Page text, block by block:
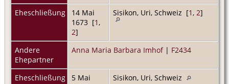
Eheschließung
14 Mai
1673 [1,
2]
Sisikon, Uri, Schweiz [1, 2]
Andere
Ehepartner
Anna Maria Barbara Imhof| F2434
Eheschließung
5 Mai
Sisikon, Uri, Schweiz